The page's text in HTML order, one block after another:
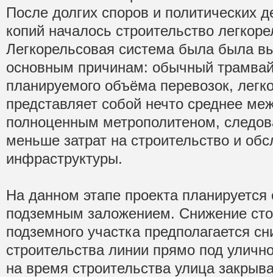
После долгих споров и политических
копий началось строительство
Легкорельсовая система была была
основным причинам: обычный
планируемого объёма перевозок,
представляет собой нечто среднее
полноценным метрополитеном,
меньше затрат на строительство и
инфраструктуры.
На данном этапе проекта
подземным заложением. Снижение
подземного участка предполагается
строительства линии прямо под
на время строительства улица